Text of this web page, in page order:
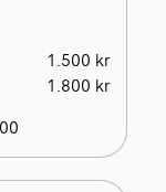
1.500 kr
1.800 kr